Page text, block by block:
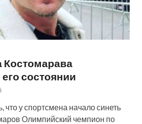
состоянии
что у спортсмена начало синеть
Олимпийский чемпион по